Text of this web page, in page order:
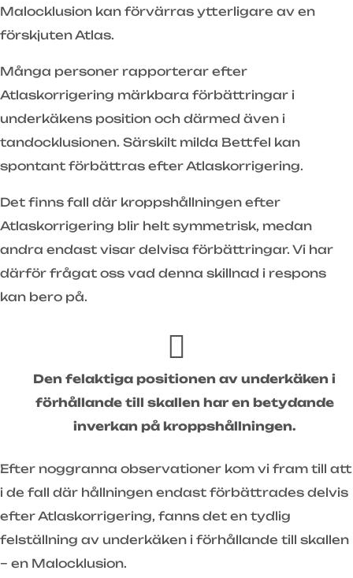
Malocklusion kan förvärras ytterligare av en
förskjuten Atlas.
Många personer rapporterar efter
Atlaskorrigering märkbara förbättringar i
underkäkens position och därmed även i
tandocklusionen. Särskilt milda Bettfel kan
spontant förbättras efter Atlaskorrigering.
Det finns fall där kroppshållningen efter
Atlaskorrigering blir helt symmetrisk, medan
andra endast visar delvisa förbättringar. Vi har
därför frågat oss vad denna skillnad i respons
kan bero på.
Den felaktiga positionen av underkäken i
förhållande till skallen har en betydande
inverkan på kroppshållningen.
Efter noggranna observationer kom vi fram till att
i de fall där hållningen endast förbättrades delvis
efter Atlaskorrigering, fanns det en tydlig
felställning av underkäken i förhållande till skallen
– en Malocklusion.